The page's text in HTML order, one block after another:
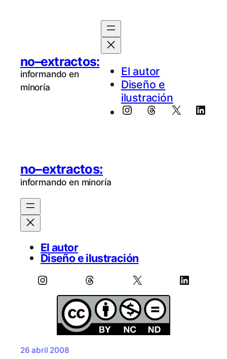
no–extractos:
informando en
minoría
El au­tor
Diseño e
ilustración
Instagram
Threads
X
no–extractos:
informando en minoría
El autor
Diseño e ilustración
Instagram Threads X LinkedIn
26 abril 2008